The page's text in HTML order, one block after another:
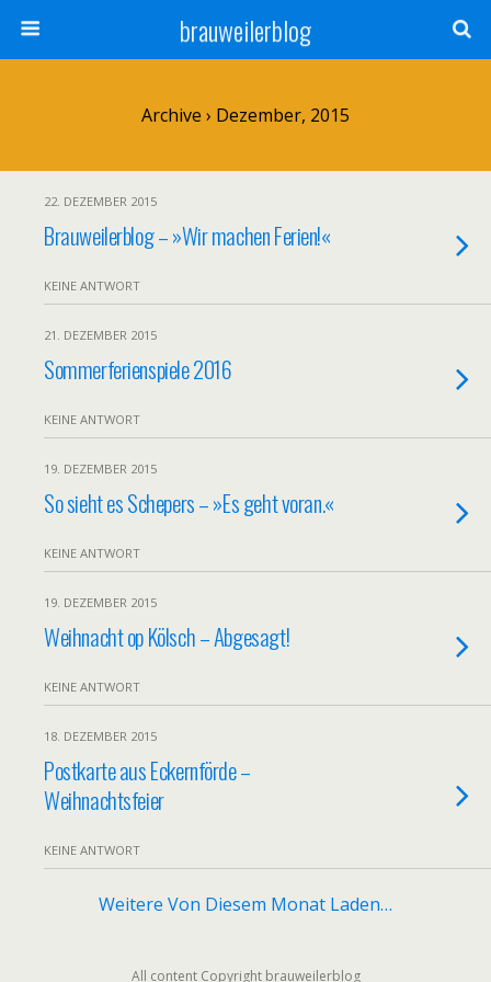
brauweilerblog
Archive › Dezember, 2015
22. DEZEMBER 2015
Brauweilerblog – »Wir machen Ferien!«
KEINE ANTWORT
21. DEZEMBER 2015
Sommerferienspiele 2016
KEINE ANTWORT
19. DEZEMBER 2015
So sieht es Schepers – »Es geht voran.«
KEINE ANTWORT
19. DEZEMBER 2015
Weihnacht op Kölsch – Abgesagt!
KEINE ANTWORT
18. DEZEMBER 2015
Postkarte aus Eckernförde –
Weihnachtsfeier
KEINE ANTWORT
Weitere Von Diesem Monat Laden…
All content Copyright brauweilerblog